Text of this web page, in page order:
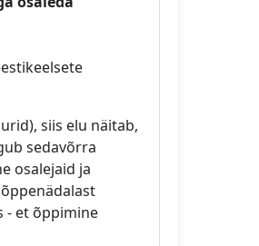
siis elu näitab,
sedavõrra
osalejaid ja
- et õppimine